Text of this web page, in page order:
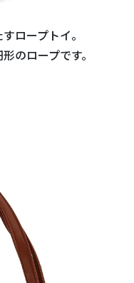
ロープトイ。
のロープです。